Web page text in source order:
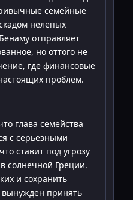
семейные
нелепых
отправляет
но оттого не
где финансовые
проблем.
глава семейства
с серьезными
ставит под угрозу
солнечной Греции.
и сохранить
вынужден принять